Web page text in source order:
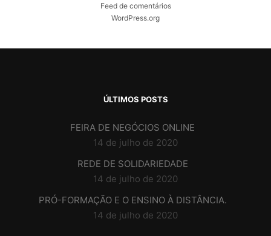
Feed de comentários
WordPress.org
ÚLTIMOS POSTS
FEIRA DE NEGÓCIOS ONLINE
14 de julho de 2020
REDE DE SOLIDARIEDADE
14 de julho de 2020
PRÓ-FORMAÇÃO E O ENSINO À DISTÂNCIA.
14 de julho de 2020